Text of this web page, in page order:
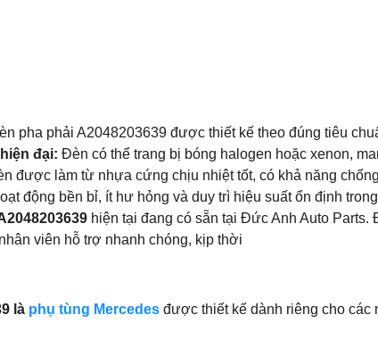
pha phải A2048203639 được thiết kế theo đúng tiêu
đại: Đèn có thể trang bị bóng halogen hoặc xenon,
được làm từ nhựa cứng chịu nhiệt tốt, có khả năng
động bền bỉ, ít hư hỏng và duy trì hiệu suất ổn định
hiện tại đang có sẵn tại Đức Anh Auto
viên hỗ trợ nhanh chóng, kịp thời
là phụ tùng Mercedes được thiết kế dành riêng cho các